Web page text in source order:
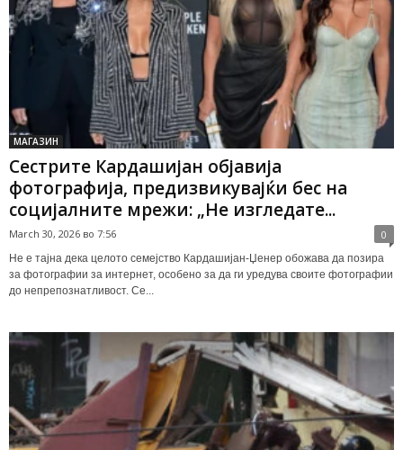
МАГАЗИН
Сестрите Кардашијан објавија
фотографија, предизвикувајќи бес на
социјалните мрежи: „Не изгледате...
March 30, 2026 во 7:56 0
Не е тајна дека целото семејство Кардашијан-Џенер обожава да позира
за фотографии за интернет, особено за да ги уредува своите фотографии
до непрепознатливост. Се...